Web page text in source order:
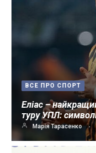
ВСЕ ПРО СПОРТ
Еліас –
туру УПЛ:
Марія Тарасенко